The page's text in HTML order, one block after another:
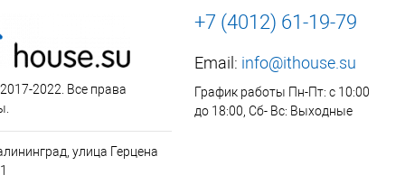
2022. Все права
улица Герцена
+7 (4012) 61-19-79
Email: info@ithouse.su
График работы Пн-Пт: с 10:00
до 18:00, Сб- Вс: Выходные